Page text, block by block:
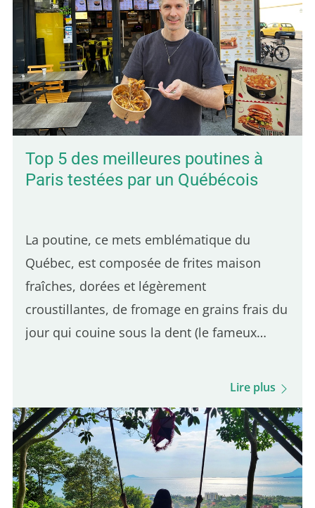
Top 5 des meilleures poutines à
Paris testées par un Québécois
La poutine, ce mets emblématique du
Québec, est composée de frites maison
fraîches, dorées et légèrement
croustillantes, de fromage en grains frais du
jour qui couine sous la dent (le fameux
brune subtilement salée. C'est l'équilibre de
bonne poutine du Québec. Même si
plusieurs adresses parisiennes en
proposent, une seule se démarque par son
authenticité québécoise. Voici 5 adresses
Lire plus